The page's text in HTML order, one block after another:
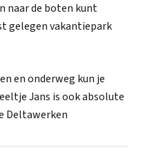
naar de boten kunt
gelegen vakantiepark
en onderweg kun je
Jans is ook absolute
Deltawerken